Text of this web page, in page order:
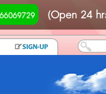
(Open 24